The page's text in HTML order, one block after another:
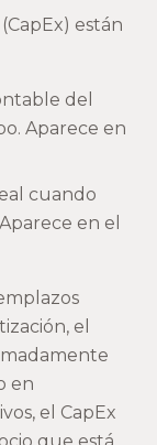
están
del
Aparece en
cuando
en el
el
en
el CapEx